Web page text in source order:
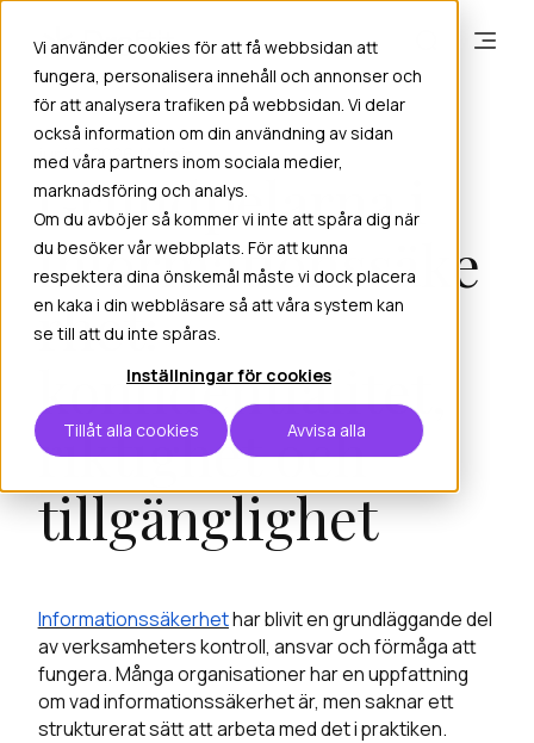
Vi använder cookies för att få webbsidan att
fungera, personalisera innehåll och annonser och
för att analysera trafiken på webbsidan. Vi delar
också information om din användning av sidan
med våra partners inom sociala medier,
marknadsföring och analys.
Om du avböjer så kommer vi inte att spåra dig när
du besöker vår webbplats. För att kunna
respektera dina önskemål måste vi dock placera
en kaka i din webbläsare så att våra system kan
se till att du inte spåras.
Inställningar för cookies
Tillåt alla cookies Avvisa alla
juni 2, 2026Admin
Grundpelarna i
informationssäke
rhet:
konfidentialitet,
riktighet och
tillgänglighet
Informationssäkerhethar blivit en grundläggande del
av verksamheters kontroll, ansvar och förmåga att
fungera. Många organisationer har en uppfattning
om vad informationssäkerhet är, men saknar ett
strukturerat sätt att arbeta med det i praktiken.